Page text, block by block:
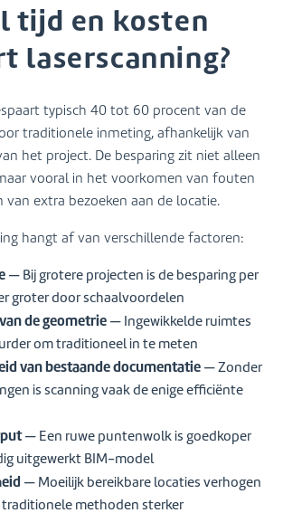
tijd en kosten
laserscanning?
typisch 40 tot 60 procent van de
traditionele inmeting, afhankelijk van
het project. De besparing zit niet alleen
vooral in het voorkomen van fouten
van extra bezoeken aan de locatie.
hangt af van verschillende factoren:
— Bij grotere projecten is de besparing per
groter door schaalvoordelen
de geometrie — Ingewikkelde ruimtes
om traditioneel in te meten
van bestaande documentatie — Zonder
is scanning vaak de enige efficiënte
— Een ruwe puntenwolk is goedkoper
uitgewerkt BIM-model
— Moeilijk bereikbare locaties verhogen
methoden sterker